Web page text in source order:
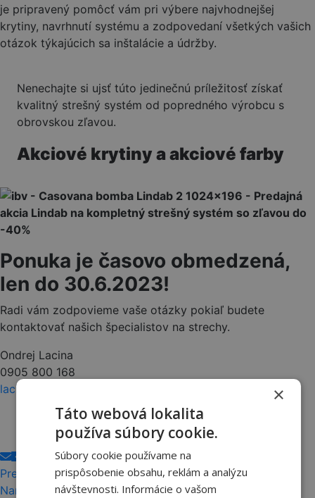
je pripravený pomôcť vám pri výbere najvhodnejšej
krytiny, navrhnutí systému a zodpovedaní všetkých vašich
otázok týkajúcich sa inštalácie a údržby.
Nenechajte si ujsť túto jedinečnú príležitosť získať
kvalitný strešný systém od popredného výrobcu s
obrovskou zľavou.
Akciové krytiny a akciové farby
Ponuka je časovo obmedzená,
len do 30.6.2023!
Radi vám zodpovieme vaše otázky pokiaľ budete
kontaktovať našich špecialistov na strechy.
Ondrej Lacina
0905 800 168
lacina@ibv.sk
Predchádzajúci článok
Namiešali sme vám najlepšie odmeny v roku 2023
×
Táto webová lokalita
používa súbory cookie.
Súbory cookie používame na
prispôsobenie obsahu, reklám a analýzu
návštevnosti. Informácie o vašom